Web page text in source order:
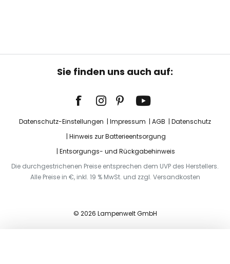
Sie finden uns auch auf:
Datenschutz-Einstellungen Impressum AGB
Datenschutz
Hinweis zur Batterieentsorgung
Entsorgungs- und Rückgabehinweis
Die durchgestrichenen Preise entsprechen dem UVP des Herstellers.
Alle Preise in €, inkl. 19 % MwSt. und zzgl. Versandkosten
© 2026 Lampenwelt GmbH